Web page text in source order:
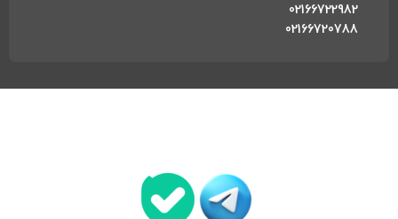
02166722982
02166720788